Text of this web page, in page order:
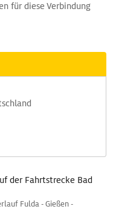
für diese Verbindung
der Fahrtstrecke Bad
Fulda - Gießen -